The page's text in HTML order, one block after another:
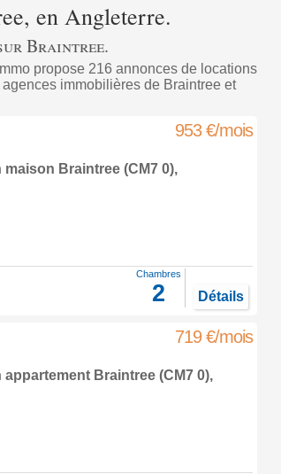
, en Angleterre.
Braintree.
propose 216 annonces de locations
immobilières de Braintree et
953 €/mois
maison Braintree(CM7 0),
Chambres
2 Détails
719 €/mois
appartement Braintree(CM7 0),